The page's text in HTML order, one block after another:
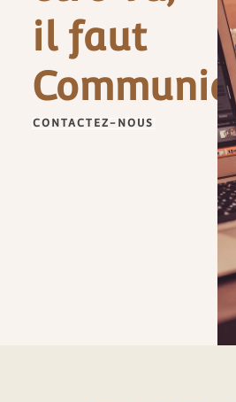
il faut
CONTACTEZ-NOUS